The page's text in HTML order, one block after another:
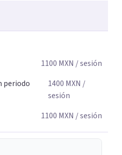
una vida más plena y
y valores.
1100 MXN / sesión
periodo
1400 MXN /
sesión
1100 MXN / sesión